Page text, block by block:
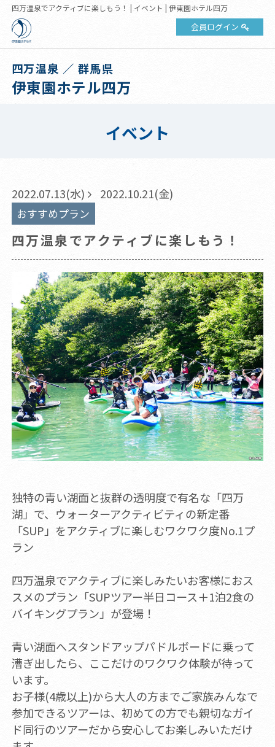
四万温泉でアクティブに楽しもう！ | イベント | 伊東園ホテル四万
会員ログイン
四万温泉 ／ 群馬県
伊東園ホテル四万
イベント
2022.07.13(水) 2022.10.21(金)
おすすめプラン
四万温泉でアクティブに楽しもう！
独特の青い湖面と抜群の透明度で有名な「四万
湖」で、ウォーターアクティビティの新定番
「SUP」をアクティブに楽しむワクワク度No.1プ
ラン
四万温泉でアクティブに楽しみたいお客様におス
スメのプラン「SUPツアー半日コース＋1泊2食の
バイキングプラン」が登場！
青い湖面へスタンドアップパドルボードに乗って
漕ぎ出したら、ここだけのワクワク体験が待って
います。
お子様(4歳以上)から大人の方までご家族みんなで
参加できるツアーは、初めての方でも親切なガイ
ド同行のツアーだから安心してお楽しみいただけ